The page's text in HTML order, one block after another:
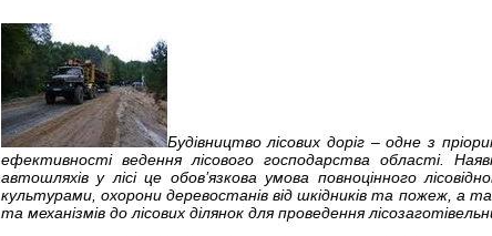
Будівництво лісових доріг – одне з
ефективності ведення лісового господарства області.
автошляхів у лісі це обов’язкова умова повноцінного
культурами, охорони деревостанів від шкідників та пожеж, а
та механізмів до лісових ділянок для проведення